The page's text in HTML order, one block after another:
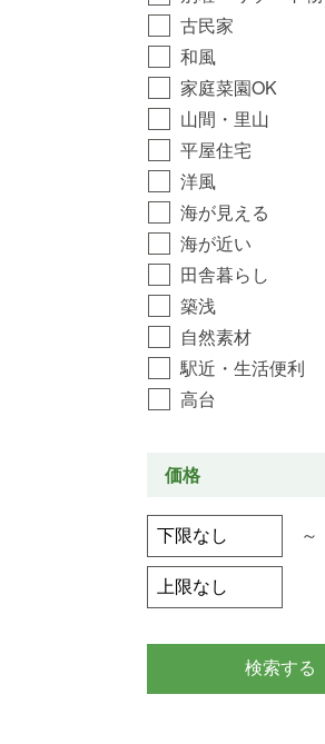
古民家
和風
家庭菜園OK
山間・里山
平屋住宅
洋風
海が見える
海が近い
田舎暮らし
築浅
自然素材
駅近・生活便利
高台
価格
～